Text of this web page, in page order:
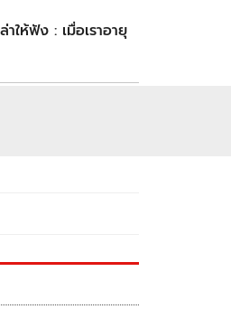
ล่าให้ฟัง : เมื่อเราอายุ